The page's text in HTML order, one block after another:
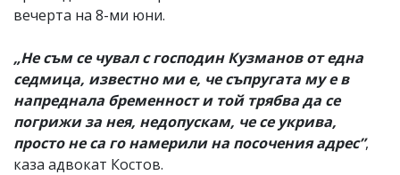
вечерта на 8-ми юни.
„Не съм се чувал с господин Кузманов от една
седмица, известно ми е, че съпругата му е в
напреднала бременност и той трябва да се
погрижи за нея, недопускам, че се укрива,
просто не са го намерили на посочения адрес”,
каза адвокат Костов.